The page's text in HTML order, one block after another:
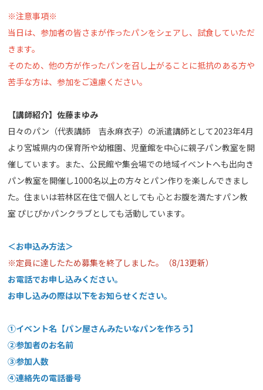
※注意事項※
当日は、参加者の皆さまが作ったパンをシェアし、試食していただ
きます。
そのため、他の方が作ったパンを召し上がることに抵抗のある方や
苦手な方は、参加をご遠慮ください。
【講師紹介】佐藤まゆみ
日々のパン（代表講師 吉永麻衣子）の派遣講師として2023年4月
より宮城県内の保育所や幼稚園、児童館を中心に親子パン教室を開
催しています。また、公民館や集会場での地域イベントへも出向き
パン教室を開催し1000名以上の方々とパン作りを楽しんできまし
た。住まいは若林区在住で個人としても 心とお腹を満たすパン教
室 ぴじぴかパンクラブとしても活動しています。
＜お申込み方法＞
※定員に達したため募集を終了しました。（8/13更新）
お電話でお申し込みください。
お申し込みの際は以下をお知らせください。
①イベント名【パン屋さんみたいなパンを作ろう】
②参加者のお名前
③参加人数
④連絡先の電話番号